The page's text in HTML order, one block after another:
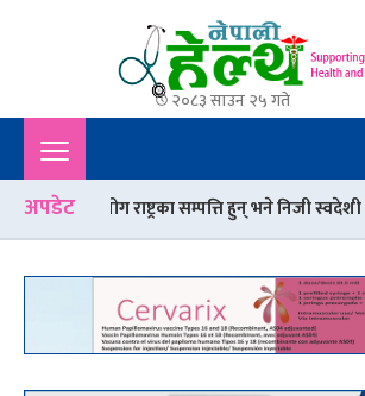
Nepali Health
A Complete Health News Portal From
Sex, Beauty, Policy, Interview,
Health,
२०८३ साउन २५ गते
अपडेट
राष्ट्रका सम्पत्ति हुन् भने निजी स्वदेशी उद्योग राष्ट्रकै